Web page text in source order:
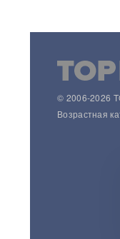
друг Усольцевых
них загадочное
«Работа не
на минуту»: Sky
Масштабный сбой
произошел по
© 2006-2026
Возрастная